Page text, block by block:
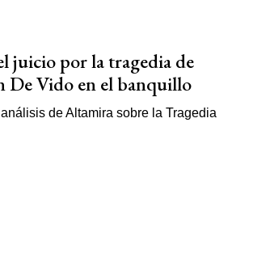
juicio por la tragedia de
De Vido en el banquillo